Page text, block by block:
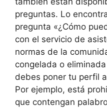
preguntas. Lo
pregunta «¿Cómo
con el servicio de
normas de la
congelada o
debes poner tu perfil
Por ejemplo, está
que contengan